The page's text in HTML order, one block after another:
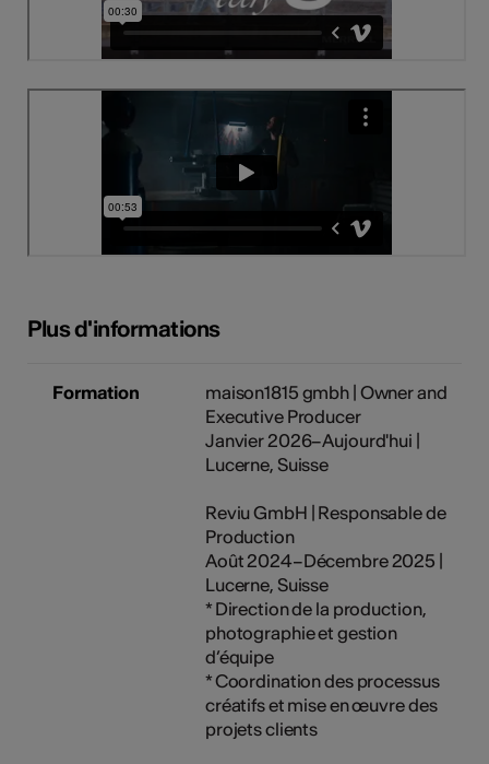
Plus d'informations
Formation
maison1815 gmbh | Owner and
Executive Producer
Janvier 2026–Aujourd'hui |
Lucerne, Suisse
Reviu GmbH | Responsable de
Production
Août 2024–Décembre 2025 |
Lucerne, Suisse
* Direction de la production,
photographie et gestion
d’équipe
* Coordination des processus
créatifs et mise en œuvre des
projets clients